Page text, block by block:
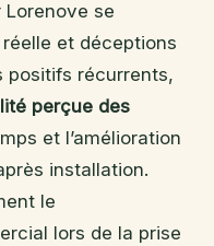
Lorenove se
et déceptions
positifs récurrents,
perçue des
et l’amélioration
installation.
le
lors de la prise